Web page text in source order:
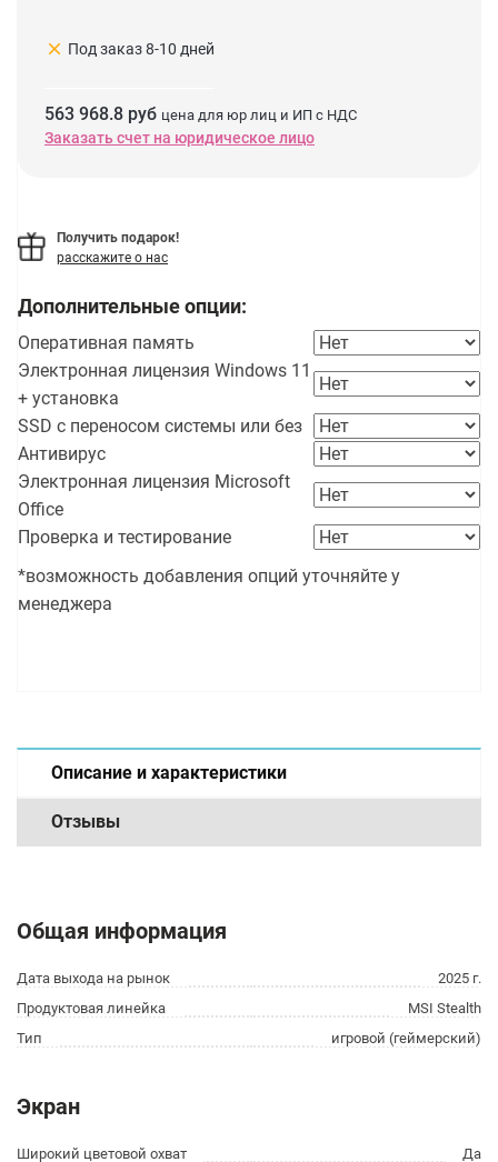
clear Под заказ 8-10 дней
563 968.8 руб цена для юр лиц и ИП с НДС
Заказать счет на юридическое лицо
Получить подарок!
расскажите о нас
Дополнительные опции:
Оперативная память
Электронная лицензия Windows 11
+ установка
SSD с переносом системы или без
Антивирус
Электронная лицензия Microsoft
Office
Проверка и тестирование
*возможность добавления опций уточняйте у
менеджера
Описание и характеристики
Отзывы
Общая информация
Дата выхода на рынок
2025 г.
Продуктовая линейка
MSI Stealth
Тип
игровой (геймерский)
Экран
Широкий цветовой охват Да